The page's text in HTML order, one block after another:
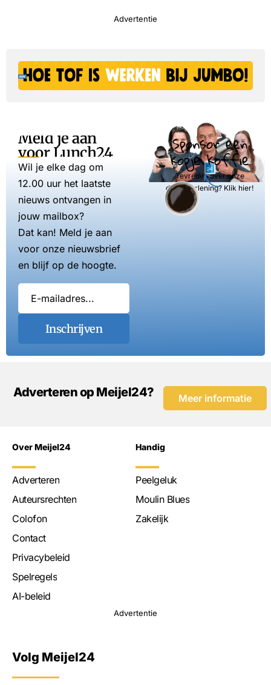
Advertentie
Meld je aan
voor Lunch24
Wil je elke dag om
12.00 uur het laatste
nieuws ontvangen in
jouw mailbox?
Dat kan! Meld je aan
voor onze nieuwsbrief
en blijf op de hoogte.
Inschrijven
Sponsor een
kopje koffie
Tevreden over onze
dienstverlening? Klik hier!
Adverteren op Meijel24? Meer informatie
Over Meijel24
Adverteren
Auteursrechten
Colofon
Contact
Privacybeleid
Spelregels
AI-beleid
Handig
Peelgeluk
Moulin Blues
Zakelijk
Advertentie
Volg Meijel24